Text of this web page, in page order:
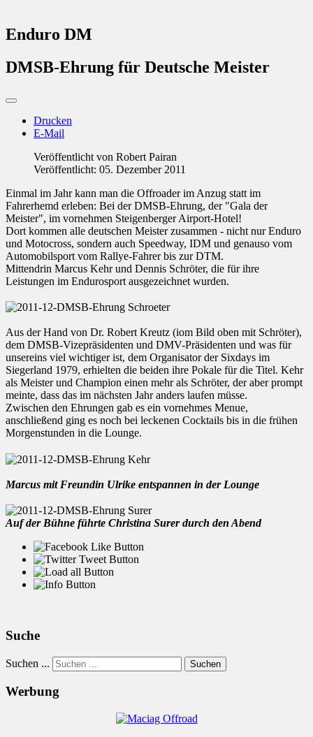
Enduro DM
DMSB-Ehrung für Deutsche Meister
Drucken
E-Mail
Veröffentlicht von Robert Pairan
Veröffentlicht: 05. Dezember 2011
Einmal im Jahr kann man die Offroader im Anzug statt im
Fahrerhemd erleben: Bei der DMSB-Ehrung, der "Gala der
Meister", im vornehmen Steigenberger Airport-Hotel!
Dort kommen alle deutschen Meister zusammen - nicht nur Enduro
und Motocross, sondern auch Speedway, IDM und genauso vom
Automobilsport vom Rallye-Fahrer bis zur DTM.
Mittendrin Marcus Kehr und Dennis Schröter, die für ihre
Leistungen im Endurosport ausgezeichnet wurden.
Aus der Hand von Dr. Robert Kreutz (iom Bild oben mit Schröter),
dem DMSB-Vizepräsidenten und DMV-Präsidenten und was für
unsereins viel wichtiger ist, dem Organisator der Sixdays im
Siegerland 1979, erhielten die beiden ihre Pokale für die Titel. Kehr
als Meister und Champion einen mehr als Schröter, der aber prompt
meinte, dass das im nächsten Jahr anders laufen müsse.
Zwischen den Ehrungen gab es ein vornehmes Menue,
anschließend ging es noch bei leckenen Cocktails bis in die frühen
Morgenstunden in die Lounge.
Marcus mit Freundin Ulrike entspannen in der Lounge
Auf der Bühne führte Christina Surer durch den Abend
Suche
Suchen ... Suchen
Werbung